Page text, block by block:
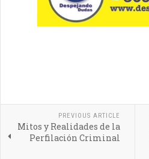
PREVIOUS ARTICLE
Mitos y Realidades de la
Perfilación Criminal